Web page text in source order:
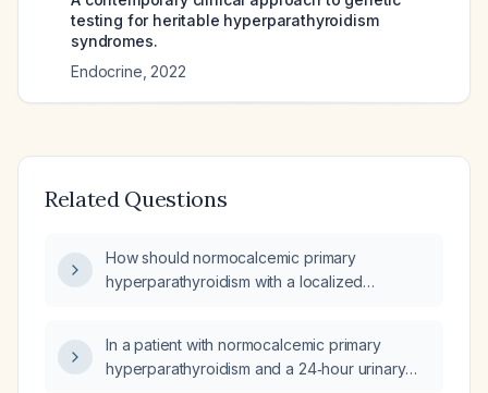
testing for heritable hyperparathyroidism
syndromes.
Endocrine 2022
Related Questions
How should normocalcemic primary
hyperparathyroidism with a localized
In a patient with normocalcemic primary
hyperparathyroidism and a 24‑hour urinary